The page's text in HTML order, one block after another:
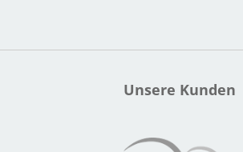
Unsere Kunden